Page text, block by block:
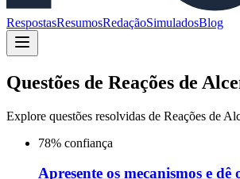
RespostasResumosRedaçãoSimuladosBlog
Questões de Reações de
Explore questões resolvidas de Reações de
78% confiança
Apresente os mecanismos e